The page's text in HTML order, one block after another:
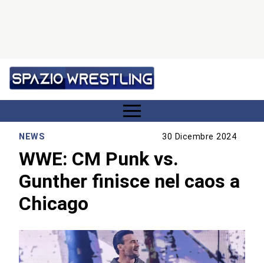
NEWS 30 Dicembre 2024
WWE: CM Punk vs.
Gunther finisce nel caos a
Chicago